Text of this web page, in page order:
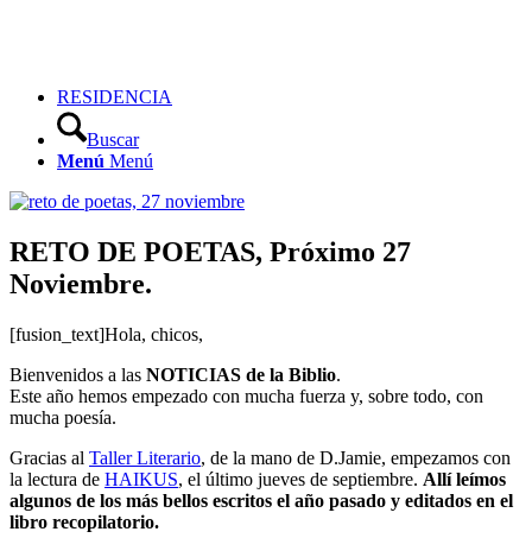
RESIDENCIA
Buscar
Menú Menú
RETO DE POETAS, Próximo 27
Noviembre.
[fusion_text]Hola, chicos,
Bienvenidos a las NOTICIAS de la Biblio.
Este año hemos empezado con mucha fuerza y, sobre todo, con
mucha poesía.
Gracias al Taller Literario, de la mano de D.Jamie, empezamos con
la lectura de HAIKUS, el último jueves de septiembre. Allí leímos
algunos de los más bellos escritos el año pasado y editados en el
libro recopilatorio.